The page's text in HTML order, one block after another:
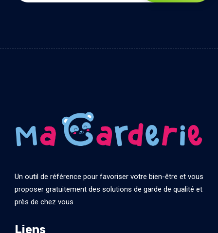
Un outil de référence pour favoriser votre bien-être et vous
proposer gratuitement des solutions de garde de qualité et
près de chez vous
Liens